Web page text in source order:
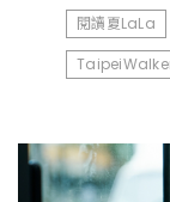
閱讀夏LaLa